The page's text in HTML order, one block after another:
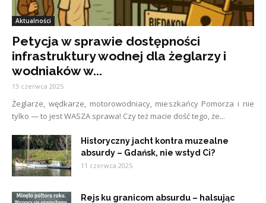
Aktualności
Petycja w sprawie dostępności
infrastruktury wodnej dla żeglarzy i
wodniaków w...
13 czerwca 2025
Żeglarze, wędkarze, motorowodniacy, mieszkańcy Pomorza i nie
tylko — to jest WASZA sprawa! Czy też macie dość tego, że...
Historyczny jacht kontra muzealne
absurdy – Gdańsk, nie wstyd Ci?
11 czerwca 2025
Rejs ku granicom absurdu – halsując